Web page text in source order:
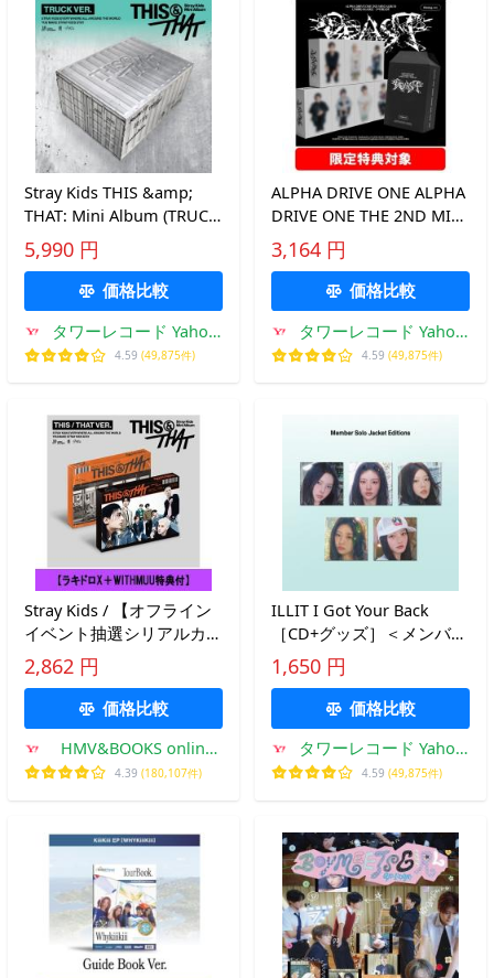
Stray Kids THIS &amp;
THAT: Mini Album (TRUCK
VER.) ［8cm CD］＜完全
数量限定生産盤＞ CD
5,990 円
価格比較
タワーレコード Yahoo!
店
4.59 (49,875件)
ALPHA DRIVE ONE ALPHA
DRIVE ONE THE 2ND MINI
ALBUM 'UNBREAKABLE :
少年BEAST' (Hissing Ver.)
(ランダムバージョン) CD
※特典あり
3,164 円
価格比較
タワーレコード Yahoo!
店
4.59 (49,875件)
Stray Kids / 【オフライン
イベント抽選シリアルカー
ド付与】 THIS &amp;
THAT (THIS VER. / THAT
VER.) (ランダムカバー・バ
2,862 円
価格比較
HMV&BOOKS online
Yahoo!店
4.39 (180,107件)
ILLIT I Got Your Back
［CD+グッズ］＜メンバー
ソロジャケット盤
WONHEE＞ 12cmCD
Single ※特典あり
1,650 円
価格比較
タワーレコード Yahoo!
店
4.59 (49,875件)